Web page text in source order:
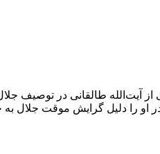
۱۳۵۸ منتشر کرده است، بریده سخنانی
او را دلیل گرایش موقت